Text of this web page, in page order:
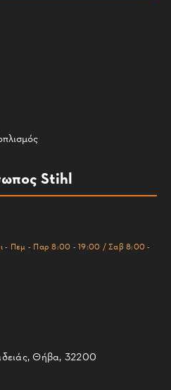
Stihl
- Πεμ - Παρ 8:00 - 19:00 / Σαβ 8:00 -
Θήβα, 32200